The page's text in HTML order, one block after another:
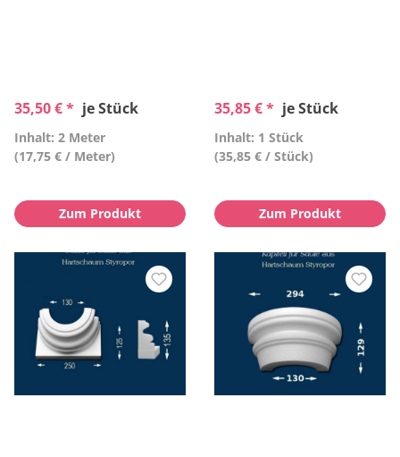
35,50 € * je Stück
Inhalt: 2 Meter
(17,75 € / Meter)
Zum Produkt
35,85 € * je Stück
Inhalt: 1 Stück
(35,85 € / Stück)
Zum Produkt